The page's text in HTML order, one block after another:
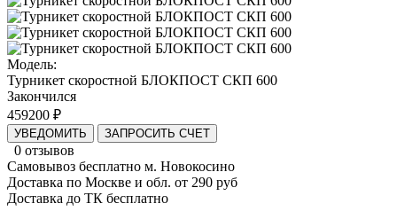
Модель:
Турникет скоростной БЛОКПОСТ СКП 600
Закончился
459200 ₽
УВЕДОМИТЬ ЗАПРОСИТЬ СЧЕТ
0 отзывов
Самовывоз бесплатно м. Новокосино
Доставка по Москве и обл. от 290 руб
Доставка до ТК бесплатно